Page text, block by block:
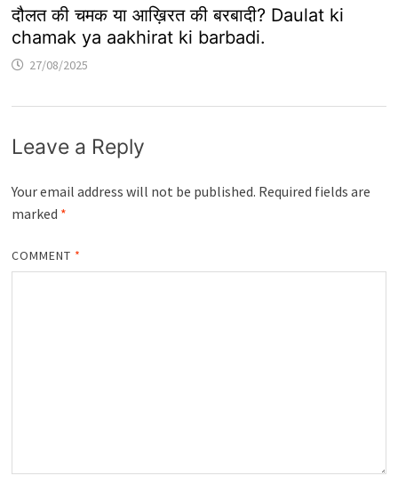
दौलत की चमक या आख़िरत की बरबादी? Daulat ki
chamak ya aakhirat ki barbadi.
27/08/2025
Leave a Reply
Your email address will not be published. Required fields are
marked *
COMMENT *